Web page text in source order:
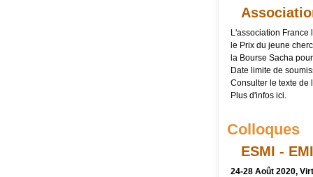
L'association France
le Prix du jeune
la Bourse Sacha
Date limite de
Consulter le texte de
Plus d'infos ici.
Colloques
ESMI -
24-28 Août 2020,